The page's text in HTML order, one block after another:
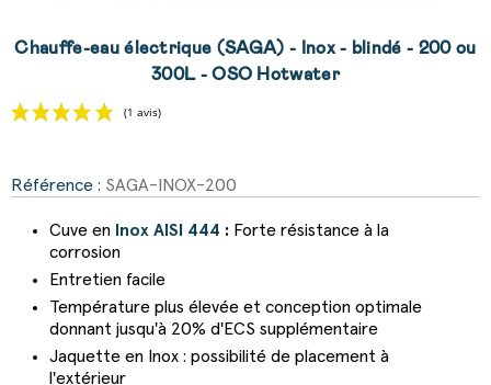
Chauffe-eau électrique (SAGA) - Inox - blindé - 200 ou
300L - OSO Hotwater
Référence : SAGA-INOX-200
Cuve en Inox AISI 444 : Forte résistance à la
corrosion
Entretien facile
Température plus élevée et conception optimale
donnant jusqu'à 20% d'ECS supplémentaire
Jaquette en Inox : possibilité de placement à
l'extérieur